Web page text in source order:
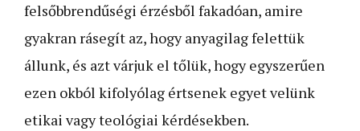
felsőbbrendűségi érzésből fakadóan, amire
gyakran rásegít az, hogy anyagilag felettük
állunk, és azt várjuk el tőlük, hogy egyszerűen
ezen okból kifolyólag értsenek egyet velünk
etikai vagy teológiai kérdésekben.